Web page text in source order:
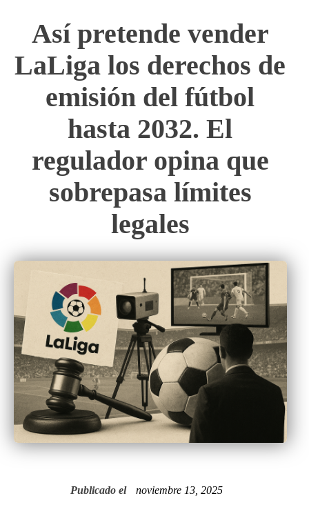
Así pretende vender
LaLiga los derechos de
emisión del fútbol
hasta 2032. El
regulador opina que
sobrepasa límites
legales
Publicado el noviembre 13, 2025